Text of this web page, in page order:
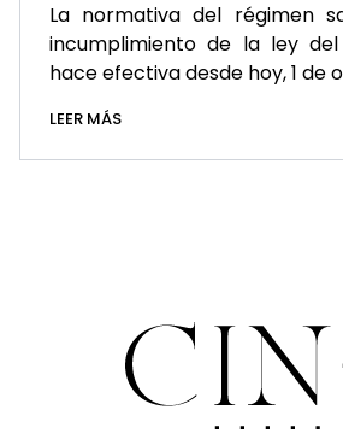
La normativa del régimen
incumplimiento de la ley
hace efectiva desde hoy, 1 de
LEER MÁS